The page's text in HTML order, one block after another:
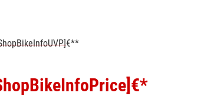
€**
€*